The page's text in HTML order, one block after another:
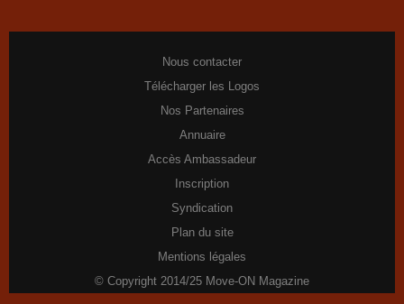
Nous contacter
Télécharger les Logos
Nos Partenaires
Annuaire
Accès Ambassadeur
Inscription
Syndication
Plan du site
Mentions légales
© Copyright 2014/25 Move-ON Magazine